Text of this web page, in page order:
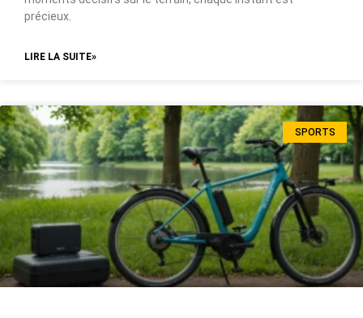
précieux.
LIRE LA SUITE»
SPORTS